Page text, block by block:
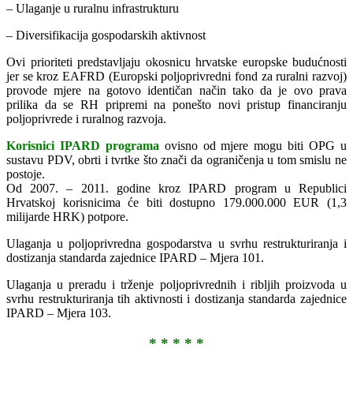
– Ulaganje u ruralnu infrastrukturu
– Diversifikacija gospodarskih aktivnost
Ovi prioriteti predstavljaju okosnicu hrvatske europske budućnosti
jer se kroz EAFRD (Europski poljoprivredni fond za ruralni razvoj)
provode mjere na gotovo identičan način tako da je ovo prava
prilika da se RH pripremi na ponešto novi pristup financiranju
poljoprivrede i ruralnog razvoja.
Korisnici IPARD programa ovisno od mjere mogu biti OPG u
sustavu PDV, obrti i tvrtke što znači da ograničenja u tom smislu ne
postoje.
Od 2007. – 2011. godine kroz IPARD program u Republici
Hrvatskoj korisnicima će biti dostupno 179.000.000 EUR (1,3
milijarde HRK) potpore.
Ulaganja u poljoprivredna gospodarstva u svrhu restrukturiranja i
dostizanja standarda zajednice IPARD – Mjera 101.
Ulaganja u preradu i trženje poljoprivrednih i ribljih proizvoda u
svrhu restrukturiranja tih aktivnosti i dostizanja standarda zajednice
IPARD – Mjera 103.
* * * * *